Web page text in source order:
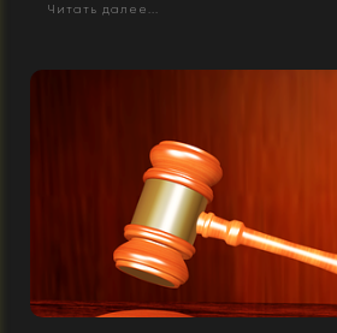
Читать далее...